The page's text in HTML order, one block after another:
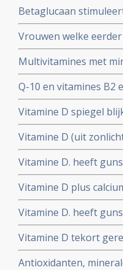
invasieve
Betaglucaan
borstkankerpatienten
Vrouwen welke
groenten gaan
recidief of duurt
Multivitamines met
voor oudere vrouwen
Q-10 en vitamines B2
markers als
recidief.
Vitamine D spiegel
postmenopauzale
behandeling plus
Vitamine D (uit
daarmee beduidend
vitamine D. versterkt
Vitamine D. heeft
borstkanker en
2006..
Vitamine D plus
aromaseremmers
placebo
Vitamine D. heeft
borstkanker en
2006.
Vitamine D tekort
slechtere prognose
Antioxidanten,